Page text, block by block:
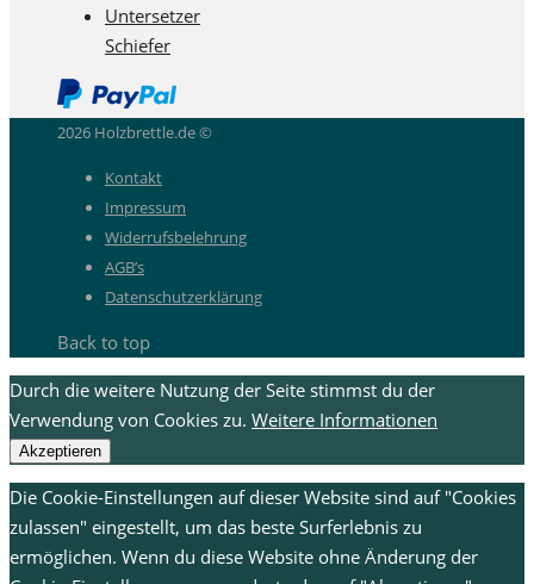
Untersetzer
Schiefer
2026 Holzbrettle.de ©
Kontakt
Impressum
Widerrufsbelehrung
AGB’s
Datenschutzerklärung
Back to top
Durch die weitere Nutzung der Seite stimmst du der
Verwendung von Cookies zu. Weitere Informationen
Akzeptieren
Die Cookie-Einstellungen auf dieser Website sind auf "Cookies
zulassen" eingestellt, um das beste Surferlebnis zu
ermöglichen. Wenn du diese Website ohne Änderung der